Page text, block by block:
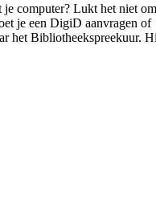
computer? Lukt het niet
je een DigiD aanvragen of
het Bibliotheekspreekuur.